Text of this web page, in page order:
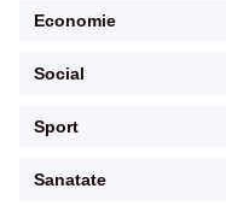
Economie
Social
Sport
Sanatate